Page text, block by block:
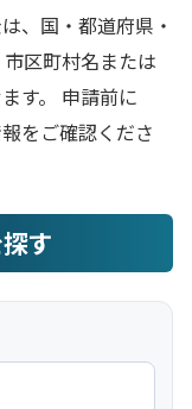
、国・都道府県・
区町村名または
す。 申請前に
をご確認くださ
す